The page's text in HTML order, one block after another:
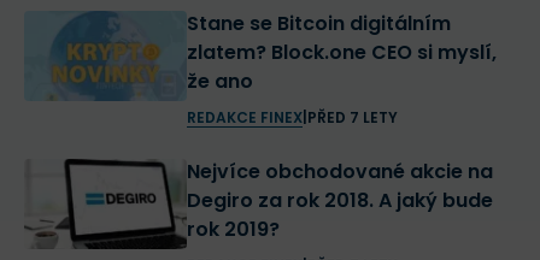
Stane se Bitcoin digitálním
zlatem? Block.one CEO si myslí,
že ano
REDAKCE FINEX| PŘED 7 LETY
Nejvíce obchodované akcie na
Degiro za rok 2018. A jaký bude
rok 2019?